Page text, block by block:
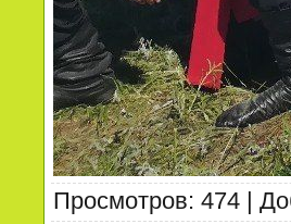
Просмотров: 474 |